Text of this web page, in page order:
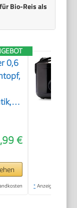
Bio-Reis als
0,6
€
* Anzeige